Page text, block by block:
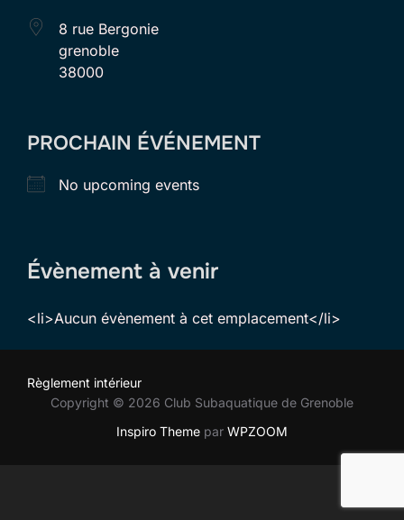
8 rue Bergonie
grenoble
38000
PROCHAIN ÉVÉNEMENT
No upcoming events
Évènement à venir
<li>Aucun évènement à cet emplacement</li>
Règlement intérieur
Copyright © 2026 Club Subaquatique de Grenoble
Inspiro Theme par WPZOOM